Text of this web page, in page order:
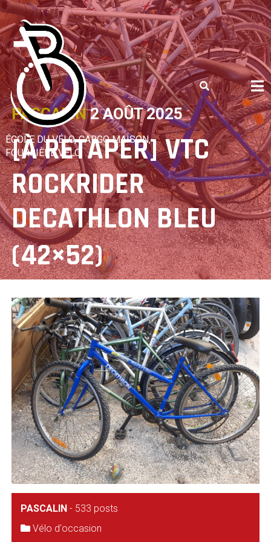
Skip
to
content
ÉCOLE DU VÉLO, CARGO MAISON,
FOURRIÈRE VÉLO
PASCALIN 2 AOÛT 2025
[À RETAPER] VTC
ROCKRIDER
DECATHLON BLEU
(42×52)
PASCALIN- 533 posts
Vélo d'occasion